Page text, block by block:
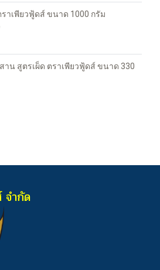
าเพียวฟู้ดส์ ขนาด 1000 กรัม
าน สูตรเผ็ด ตราเพียวฟู้ดส์ ขนาด 330
จำกัด